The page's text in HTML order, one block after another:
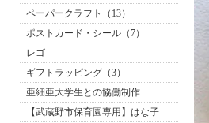
ペーパークラフト（13）
ポストカード・シール（7）
レゴ
ギフトラッピング（3）
亜細亜大学生との協働制作
【武蔵野市保育園専用】はな子